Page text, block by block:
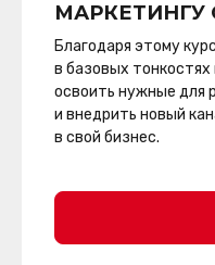
МАРКЕТИНГУ
Благодаря этому
в базовых
освоить нужные для
и внедрить новый
в свой бизнес.